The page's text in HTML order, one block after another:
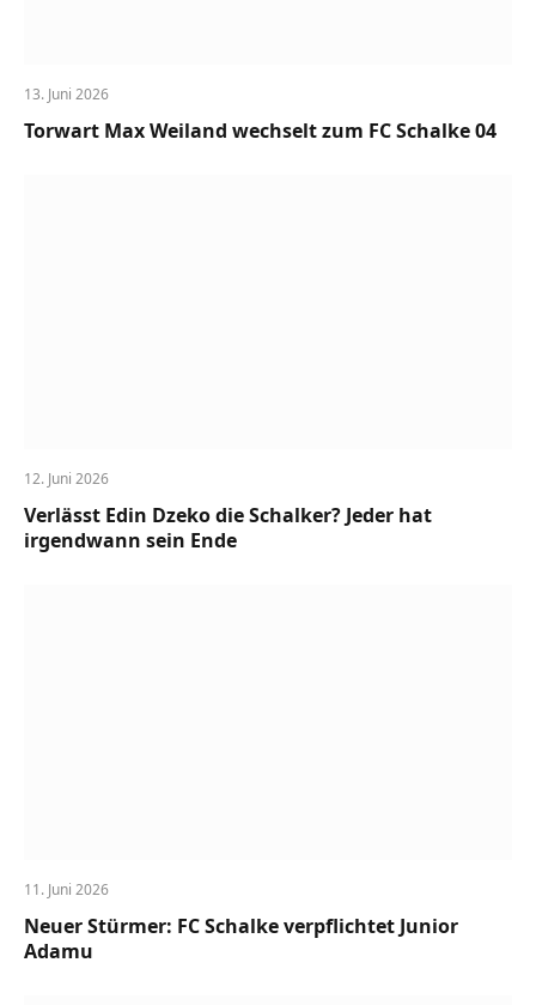
13. Juni 2026
Torwart Max Weiland wechselt zum FC Schalke 04
12. Juni 2026
Verlässt Edin Dzeko die Schalker? Jeder hat
irgendwann sein Ende
11. Juni 2026
Neuer Stürmer: FC Schalke verpflichtet Junior
Adamu